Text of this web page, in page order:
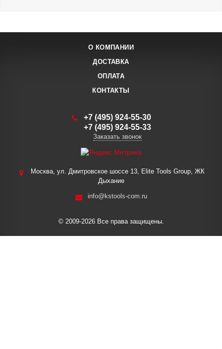
О КОМПАНИИ
ДОСТАВКА
ОПЛАТА
КОНТАКТЫ
+7 (495) 924-55-30
+7 (495) 924-55-33
Заказать звонок
Москва, ул. Дмитровское шоссе 13, Elite Tools Group, ЖК
Дыхание
info@kstools-com.ru
© 2009-2026 Все права защищены.